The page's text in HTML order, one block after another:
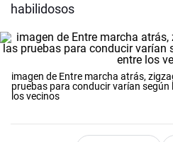
habilidosos
imagen de Entre marcha atrás,
pruebas para conducir varían según
los vecinos